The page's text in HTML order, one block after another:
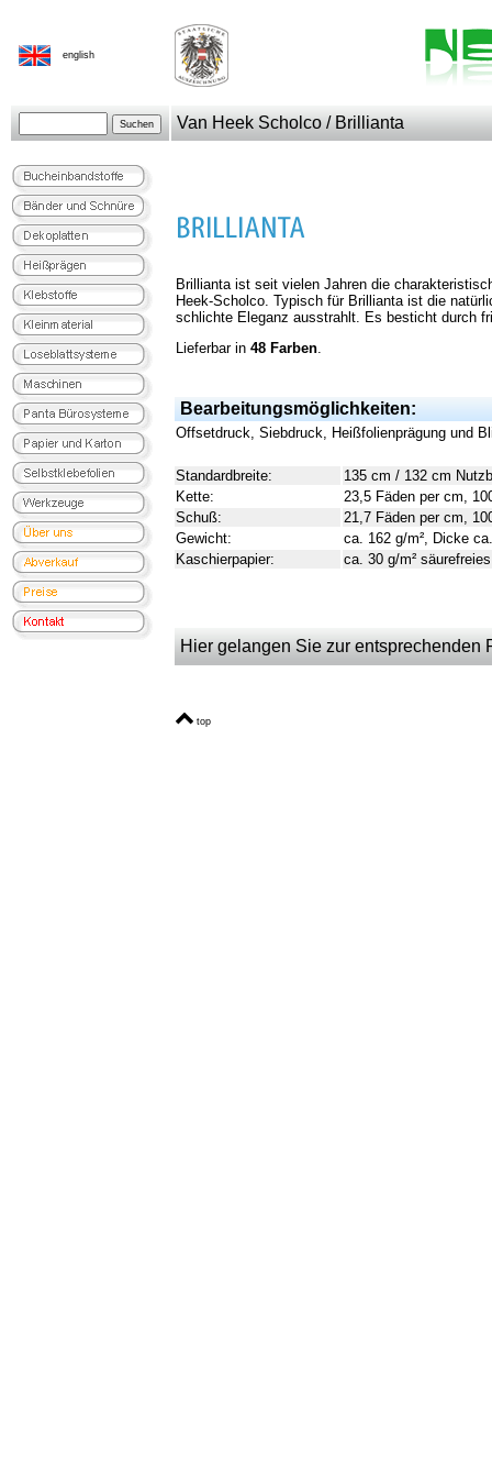
english
Van Heek Scholco / Brillianta
Brillianta ist seit vielen Jahren die
Heek-Scholco. Typisch für Brillianta ist die
schlichte Eleganz ausstrahlt. Es besticht durch
Lieferbar in 48 Farben.
Bearbeitungsmöglichkeiten:
Offsetdruck, Siebdruck, Heißfolienprägung und
Standardbreite:
135 cm / 132 cm
Kette:
23,5 Fäden per cm,
Schuß:
21,7 Fäden per cm,
Gewicht:
ca. 162 g/m², Dicke
Kaschierpapier:
ca. 30 g/m²
Hier gelangen Sie zur entsprechenden
top